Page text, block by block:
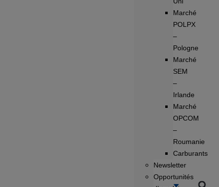
Marché
POLPX
–
Pologne
Marché
SEM
–
Irlande
Marché
OPCOM
–
Roumanie
Carburants
Newsletter
Opportunités